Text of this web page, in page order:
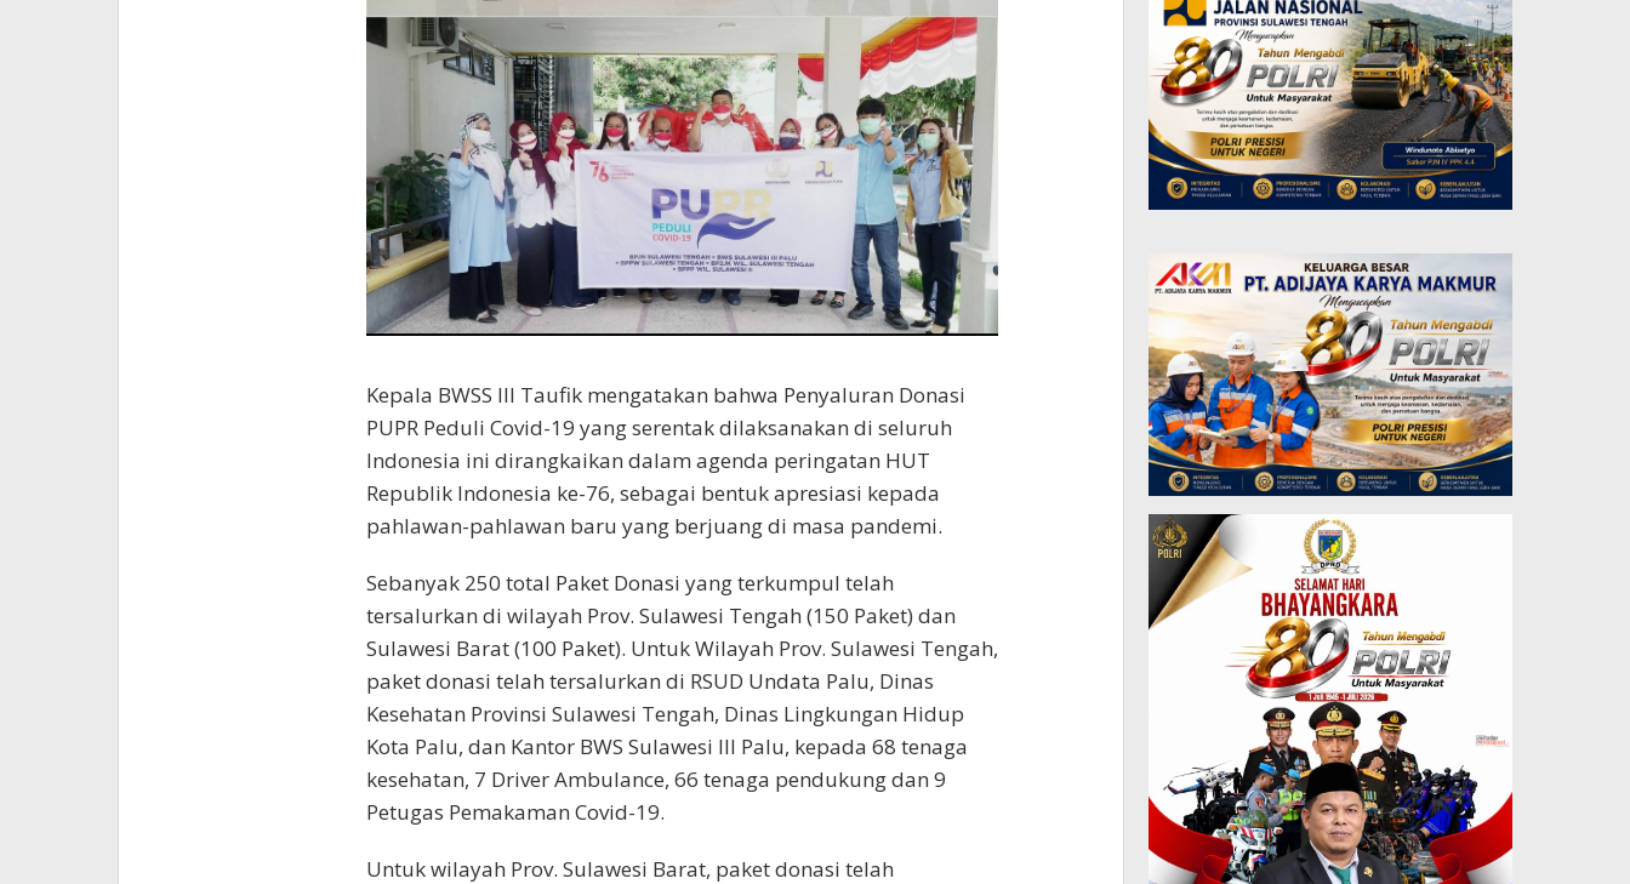
Kepala BWSS III Taufik mengatakan bahwa Penyaluran Donasi
PUPR Peduli Covid-19 yang serentak dilaksanakan di seluruh
Indonesia ini dirangkaikan dalam agenda peringatan HUT
Republik Indonesia ke-76, sebagai bentuk apresiasi kepada
pahlawan-pahlawan baru yang berjuang di masa pandemi.
Sebanyak 250 total Paket Donasi yang terkumpul telah
tersalurkan di wilayah Prov. Sulawesi Tengah (150 Paket) dan
Sulawesi Barat (100 Paket). Untuk Wilayah Prov. Sulawesi Tengah,
paket donasi telah tersalurkan di RSUD Undata Palu, Dinas
Kesehatan Provinsi Sulawesi Tengah, Dinas Lingkungan Hidup
Kota Palu, dan Kantor BWS Sulawesi III Palu, kepada 68 tenaga
kesehatan, 7 Driver Ambulance, 66 tenaga pendukung dan 9
Petugas Pemakaman Covid-19.
Untuk wilayah Prov. Sulawesi Barat, paket donasi telah